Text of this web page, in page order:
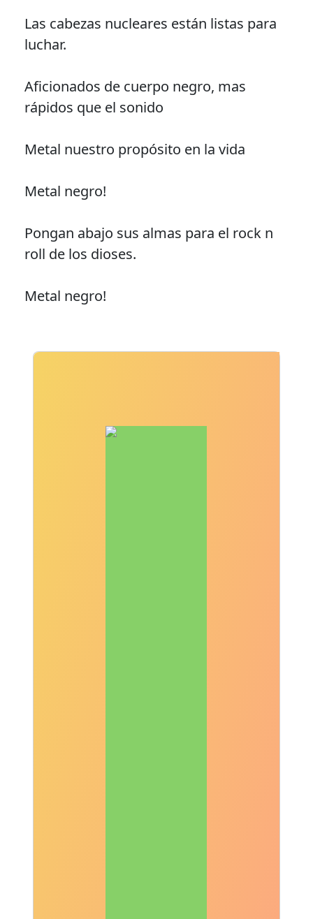
Las cabezas nucleares están listas para
luchar.
Aficionados de cuerpo negro, mas
rápidos que el sonido
Metal nuestro propósito en la vida
Metal negro!
Pongan abajo sus almas para el rock n
roll de los dioses.
Metal negro!